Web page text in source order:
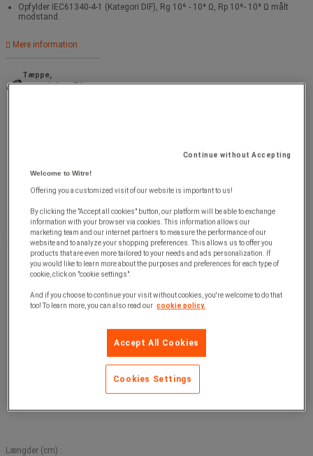
Opfylder IEC61340-4-1 (Kategori DIF), Rg 10⁶ - 10⁹ Ω, Rp 10⁶- 10⁹ Ω målt
modstand.
Mere information
Tæppe,
anvendelse : Til
Længder (cm) :
Continue without Accepting
Welcome to Witre!
Offering you a customized visit of our website is important to us!
By clicking the "Accept all cookies" button, our platform will be able to exchange
information with your browser via cookies. This information allows our
marketing team and our internet partners to measure the performance of our
website and to analyze your shopping preferences. This allows us to offer you
products that are even more tailored to your needs and ads personalization. If
you would like to learn more about the purposes and preferences for each type of
cookie, click on "cookie settings".
And if you choose to continue your visit without cookies, you're welcome to do that
too! To learn more, you can also read our cookie policy.
Accept All Cookies
Cookies Settings